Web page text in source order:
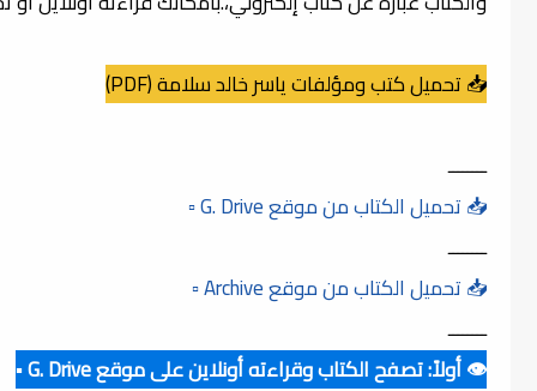
📥 تحميل كتب ومؤلفات ياسر خالد سلامة (PDF)
ــــــــ
📥 تحميل الكتاب من موقع G. Drive ▫️
ــــــــ
📥 تحميل الكتاب من موقع Archive ▫️
ــــــــ
👁️ أولاً: تصفح الكتاب وقراءته أونلاين على موقع G. Drive ▪️